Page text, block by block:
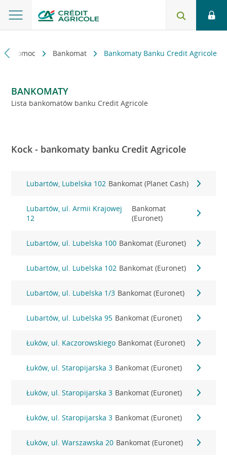
i pomoc Bankomat Bankomaty Banku Credit Agricole
BANKOMATY
Lista bankomatów banku Credit Agricole
Kock - bankomaty banku Credit Agricole
Lubartów, Lubelska 102 Bankomat (Planet Cash)
Lubartów, ul. Armii Krajowej
12
Bankomat
(Euronet)
Lubartów, ul. Lubelska 100 Bankomat (Euronet)
Lubartów, ul. Lubelska 102 Bankomat (Euronet)
Lubartów, ul. Lubelska 1/3 Bankomat (Euronet)
Lubartów, ul. Lubelska 95 Bankomat (Euronet)
Łuków, ul. Kaczorowskiego Bankomat (Euronet)
Łuków, ul. Staropijarska 3 Bankomat (Euronet)
Łuków, ul. Staropijarska 3 Bankomat (Euronet)
Łuków, ul. Staropijarska 3 Bankomat (Euronet)
Łuków, ul. Warszawska 20 Bankomat (Euronet)